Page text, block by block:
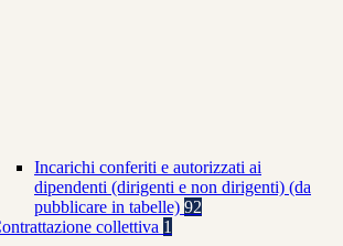
Incarichi conferiti e autorizzati ai
dipendenti (dirigenti e non dirigenti) (da
pubblicare in tabelle) 92
collettiva 1